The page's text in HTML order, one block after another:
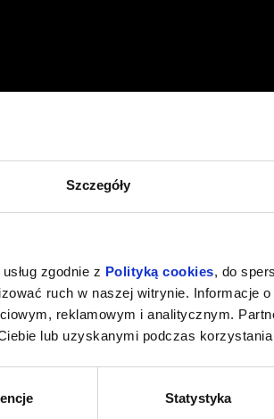
Szczegóły
zgodnie z Polityką cookies, do
ruch w naszej witrynie. Informacje
reklamowym i analitycznym.
lub uzyskanymi podczas korzystania
Statystyka